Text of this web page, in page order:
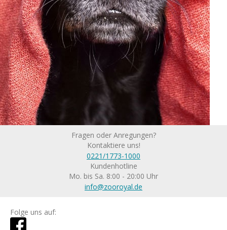
Fragen oder Anregungen?
Kontaktiere uns!
0221/1773-1000
Kundenhotline
Mo. bis Sa. 8:00 - 20:00 Uhr
info@zooroyal.de
Folge uns auf: